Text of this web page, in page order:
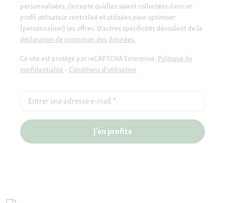
personnalisées, j’accepte qu’elles soient collectées dans un
profil utilisateur centralisé et utilisées pour optimiser
(personnaliser) les offres. D’autres spécificités découlent de la
déclaration de protection des données.
Ce site est protégé par reCAPTCHA Enterprise. Politique de
confidentialité - Conditions d'utilisation
Entrer une adresse e-mail *
J'en profite